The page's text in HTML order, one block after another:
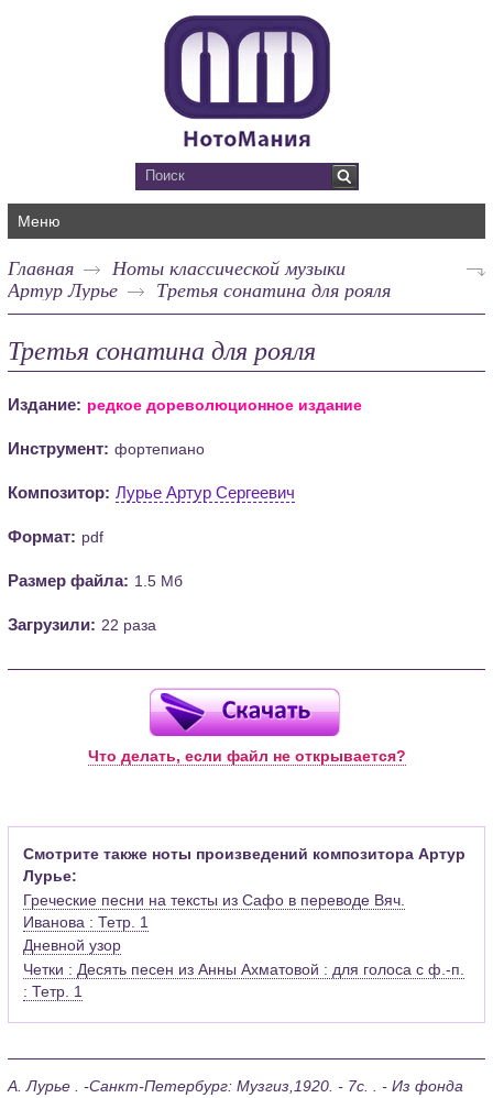
Меню
Главная
Ноты классической музыки
Артур Лурье
Третья сонатина для рояля
Третья сонатина для рояля
Издание: редкое дореволюционное издание
Инструмент: фортепиано
Композитор: Лурье Артур Сергеевич
Формат: pdf
Размер файла: 1.5 Мб
Загрузили: 22 раза
Что делать, если файл не открывается?
Смотрите также ноты произведений композитора Артур
Лурье:
Греческие песни на тексты из Сафо в переводе Вяч.
Иванова : Тетр. 1
Дневной узор
Четки : Десять песен из Анны Ахматовой : для голоса с ф.-п.
: Тетр. 1
А. Лурье . -Санкт-Петербург: Музгиз,1920. - 7с. . - Из фонда